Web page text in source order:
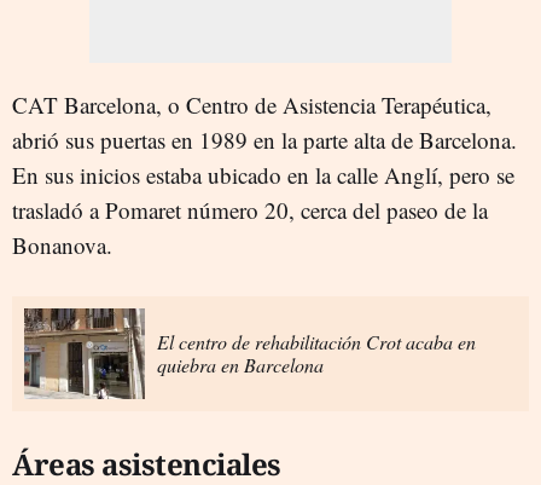
CAT Barcelona, o Centro de Asistencia Terapéutica,
abrió sus puertas en 1989 en la parte alta de Barcelona.
En sus inicios estaba ubicado en la calle Anglí, pero se
trasladó a Pomaret número 20, cerca del paseo de la
Bonanova.
El centro de rehabilitación Crot acaba en
quiebra en Barcelona
Áreas asistenciales